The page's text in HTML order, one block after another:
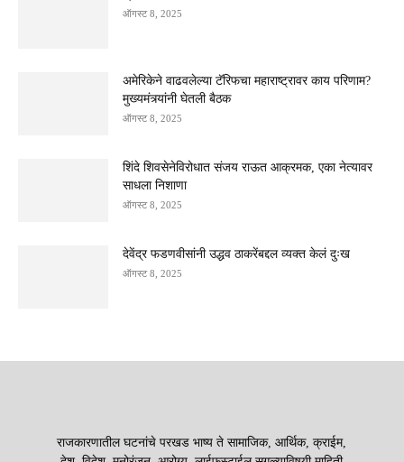
ऑगस्ट 8, 2025
अमेरिकेने वाढवलेल्या टॅरिफचा महाराष्ट्रावर काय परिणाम?
मुख्यमंत्र्यांनी घेतली बैठक
ऑगस्ट 8, 2025
शिंदे शिवसेनेविरोधात संजय राऊत आक्रमक, एका नेत्यावर
साधला निशाणा
ऑगस्ट 8, 2025
देवेंद्र फडणवीसांनी उद्धव ठाकरेंबद्दल व्यक्त केलं दुःख
ऑगस्ट 8, 2025
राजकारणातील घटनांचे परखड भाष्य ते सामाजिक, आर्थिक, क्राईम,